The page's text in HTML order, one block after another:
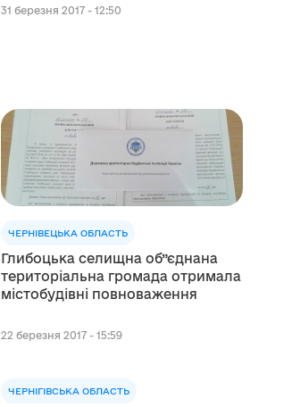
31 березня 2017 - 12:50
ЧЕРНІВЕЦЬКА ОБЛАСТЬ
Глибоцька селищна об”єднана
територіальна громада отримала
містобудівні повноваження
22 березня 2017 - 15:59
ЧЕРНІГІВСЬКА ОБЛАСТЬ